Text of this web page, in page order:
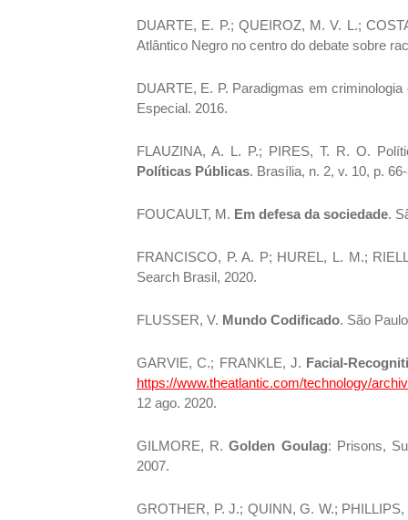
DUARTE, E. P.; QUEIROZ, M. V. L.;
Atlântico Negro no centro do debate sobre
DUARTE, E. P. Paradigmas em
Especial. 2016.
FLAUZINA, A. L. P.; PIRES, T. R. O.
Políticas Públicas. Brasília, n. 2, v. 10, p.
FOUCAULT, M. Em defesa da sociedade.
FRANCISCO, P. A. P; HUREL, L. M.;
Search Brasil, 2020.
FLUSSER, V. Mundo Codificado. São
GARVIE, C.; FRANKLE, J. Facial-
https://www.theatlantic.com/technology/
12 ago. 2020.
GILMORE, R.Golden Goulag: Prisons,
2007.
GROTHER, P. J.; QUINN, G. W.;